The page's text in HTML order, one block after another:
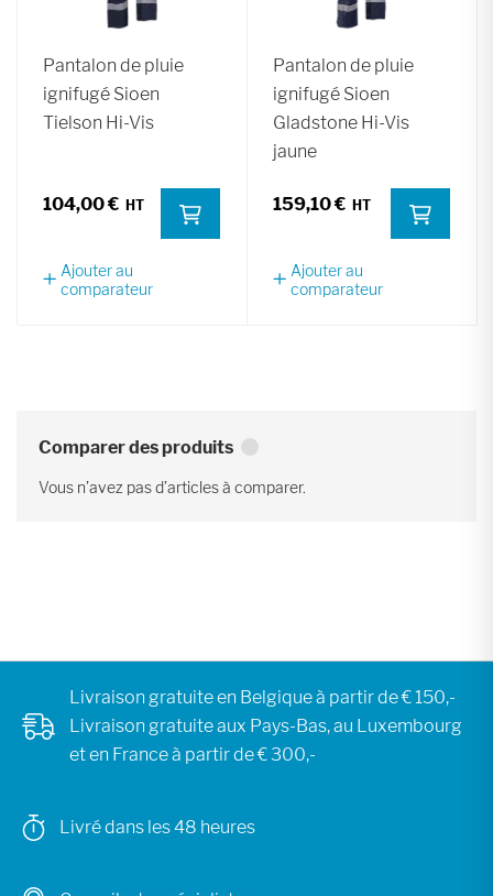
Pantalon de pluie
ignifugé Sioen
Tielson Hi-Vis
104,00 €
Ajouter au
comparateur
Pantalon de pluie
ignifugé Sioen
Gladstone Hi-Vis
jaune
159,10 €
Ajouter au
comparateur
Comparer des produits
Vous n’avez pas d’articles à comparer.
Livraison gratuite en Belgique à partir de € 150,-
Livraison gratuite aux Pays-Bas, au Luxembourg
et en France à partir de € 300,-
Livré dans les 48 heures